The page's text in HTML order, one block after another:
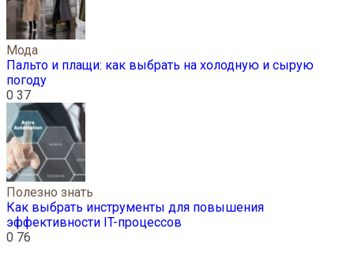
Мода
Пальто и плащи: как выбрать на холодную и сырую
погоду
0 37
Полезно знать
Как выбрать инструменты для повышения
эффективности IT-процессов
0 76